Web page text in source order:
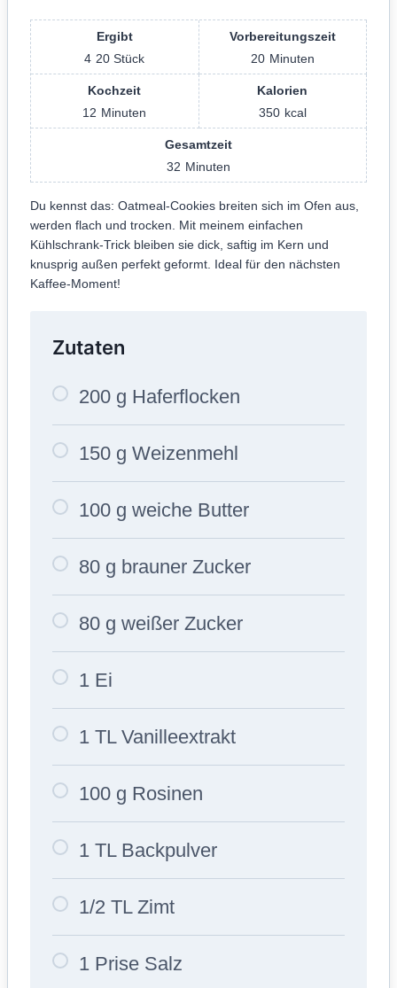
Ergibt
4 20 Stück
Vorbereitungszeit
20 Minuten
Kochzeit
12 Minuten
Kalorien
350 kcal
Gesamtzeit
32 Minuten
Du kennst das: Oatmeal-Cookies breiten sich im Ofen aus,
werden flach und trocken. Mit meinem einfachen
Kühlschrank-Trick bleiben sie dick, saftig im Kern und
knusprig außen perfekt geformt. Ideal für den nächsten
Kaffee-Moment!
Zutaten
200 g Haferflocken
150 g Weizenmehl
100 g weiche Butter
80 g brauner Zucker
80 g weißer Zucker
1 Ei
1 TL Vanilleextrakt
100 g Rosinen
1 TL Backpulver
1/2 TL Zimt
1 Prise Salz